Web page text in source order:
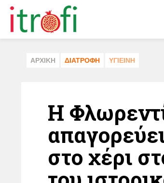
ΑΡΧΙΚΗ ΔΙΑΤΡΟΦΗ ΥΓΙΕΙΝΗ
Η
στο χέρι